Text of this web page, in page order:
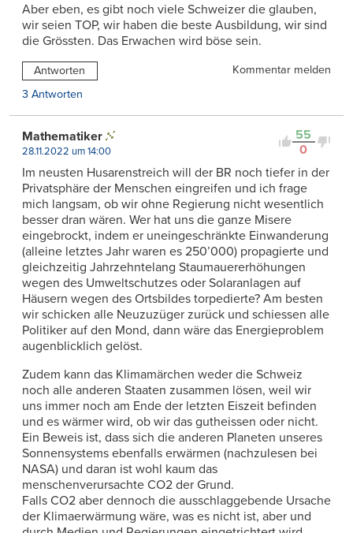
Aber eben, es gibt noch viele Schweizer die glauben,
wir seien TOP, wir haben die beste Ausbildung, wir sind
die Grössten. Das Erwachen wird böse sein.
Antworten
Kommentar melden
3 Antworten
55
0
Mathematiker
28.11.2022 um 14:00
Im neusten Husarenstreich will der BR noch tiefer in der
Privatsphäre der Menschen eingreifen und ich frage
mich langsam, ob wir ohne Regierung nicht wesentlich
besser dran wären. Wer hat uns die ganze Misere
eingebrockt, indem er uneingeschränkte Einwanderung
(alleine letztes Jahr waren es 250’000) propagierte und
gleichzeitig Jahrzehntelang Staumauererhöhungen
wegen des Umweltschutzes oder Solaranlagen auf
Häusern wegen des Ortsbildes torpedierte? Am besten
wir schicken alle Neuzuzüger zurück und schiessen alle
Politiker auf den Mond, dann wäre das Energieproblem
augenblicklich gelöst.
Zudem kann das Klimamärchen weder die Schweiz
noch alle anderen Staaten zusammen lösen, weil wir
uns immer noch am Ende der letzten Eiszeit befinden
und es wärmer wird, ob wir das gutheissen oder nicht.
Ein Beweis ist, dass sich die anderen Planeten unseres
Sonnensystems ebenfalls erwärmen (nachzulesen bei
NASA) und daran ist wohl kaum das
menschenverursachte CO2 der Grund.
Falls CO2 aber dennoch die ausschlaggebende Ursache
der Klimaerwärmung wäre, was es nicht ist, aber und